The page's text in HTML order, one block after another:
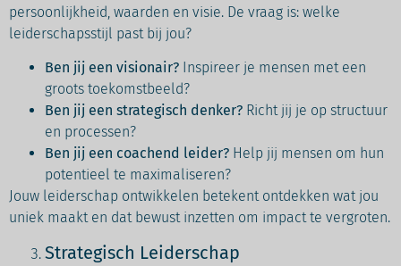
persoonlijkheid, waarden en visie. De vraag is: welke
leiderschapsstijl past bij jou?
Ben jij een visionair? Inspireer je mensen met een
groots toekomstbeeld?
Ben jij een strategisch denker? Richt jij je op structuur
en processen?
Ben jij een coachend leider? Help jij mensen om hun
potentieel te maximaliseren?
Jouw leiderschap ontwikkelen betekent ontdekken wat jou
uniek maakt en dat bewust inzetten om impact te vergroten.
Strategisch Leiderschap